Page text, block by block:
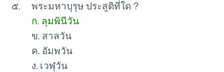
๕.
พระมหาบุรุษ ประสูติที่ใด ?
ก. ลุมพินีวัน
ข. สาลวัน
ค. อัมพวัน
ง. เวฬุวัน